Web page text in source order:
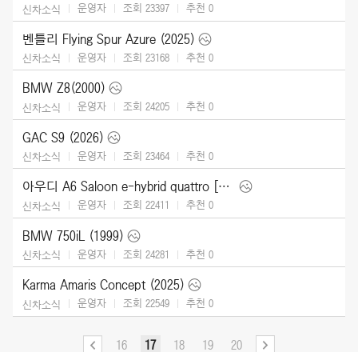
신차소식 운영자 조회 23397 추천 0
벤틀리 Flying Spur Azure (2025)
신차소식 운영자 조회 23168 추천 0
BMW Z8(2000)
신차소식 운영자 조회 24205 추천 0
GAC S9 (2026)
신차소식 운영자 조회 23464 추천 0
아우디 A6 Saloon e-hybrid quattro [UK] (2026)
신차소식 운영자 조회 22411 추천 0
BMW 750iL (1999)
신차소식 운영자 조회 24281 추천 0
Karma Amaris Concept (2025)
신차소식 운영자 조회 22549 추천 0
16 17 18 19 20